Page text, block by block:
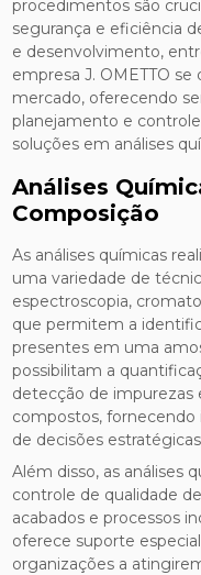
procedimentos são
segurança e eficiência
e desenvolvimento,
empresa J. OMETTO
mercado, oferecendo
planejamento e
soluções em análises
Análises
Composição
As análises químicas
uma variedade de
espectroscopia,
que permitem a
presentes em uma
possibilitam a
detecção de impurezas
compostos, fornecendo
de decisões
Além disso, as análises
controle de qualidade
acabados e processos
oferece suporte
organizações a